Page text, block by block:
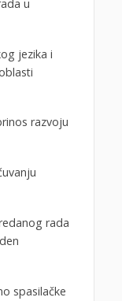
u
jezika i
razvoju
rada
spasilačke